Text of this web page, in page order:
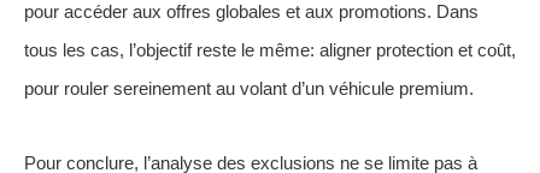
pour accéder aux offres globales et aux promotions. Dans
tous les cas, l’objectif reste le même: aligner protection et coût,
pour rouler sereinement au volant d’un véhicule premium.
Pour conclure, l’analyse des exclusions ne se limite pas à